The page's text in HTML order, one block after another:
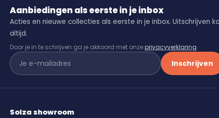
Aanbiedingen als eerste in je inbox
Acties en nieuwe collecties als eerste in je inbox. Uitschrijven
altijd.
Door je in te schrijven ga je akkoord met onzeprivacyverklaring.
Inschrijven
Solza showroom